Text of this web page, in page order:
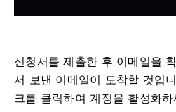
신청서를 제출한 후 이메일을
서 보낸 이메일이 도착할 것입
크를 클릭하여 계정을 활성화하